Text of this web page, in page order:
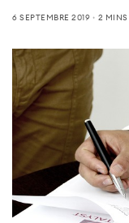
6 SEPTEMBRE 2019 2 MINS